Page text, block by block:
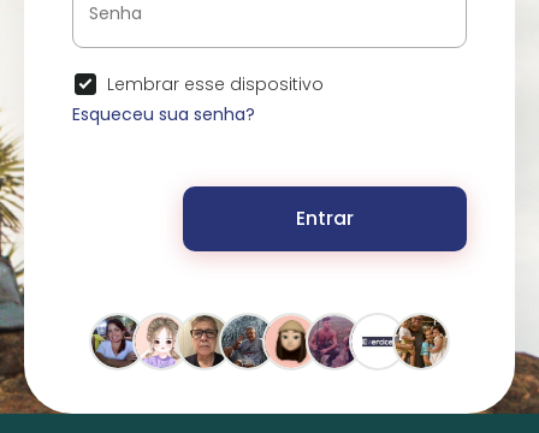
Lembrar esse dispositivo
Esqueceu sua senha?
Entrar